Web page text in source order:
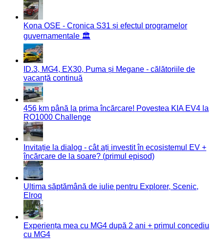
Kona OSE - Cronica S31 și efectul programelor
guvernamentale 🏛️
ID.3, MG4, EX30, Puma și Megane - călătoriile de
vacanță continuă
456 km până la prima încărcare! Povestea KIA EV4 la
RO1000 Challenge
Invitație la dialog - cât ați investit în ecosistemul EV +
încărcare de la soare? (primul episod)
Ultima săptămână de iulie pentru Explorer, Scenic,
Elroq
Experiența mea cu MG4 după 2 ani + primul concediu
cu MG4